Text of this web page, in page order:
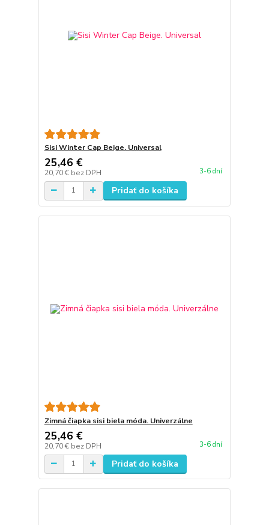
Sisi Winter Cap Beige. Universal
25,46 €
20,70 € bez DPH 3-6 dní
Pridať do košíka
Zimná čiapka sisi biela móda. Univerzálne
25,46 €
20,70 € bez DPH 3-6 dní
Pridať do košíka